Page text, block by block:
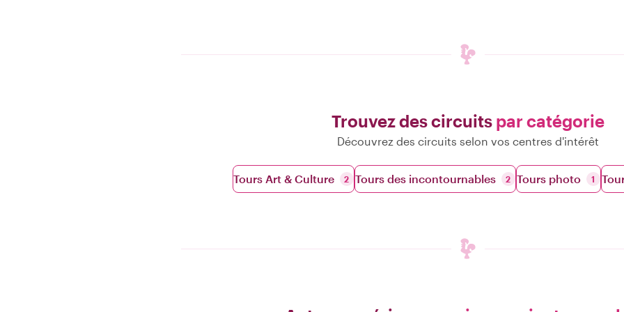
Trouvez des circuits par catégorie
Découvrez des circuits selon vos centres d'intérêt
Tours Art & Culture 2 Tours des incontournables 2 Tours photo 1